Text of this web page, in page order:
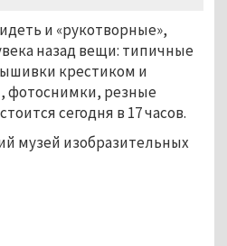
и «рукотворные»,
назад вещи: типичные
крестиком и
фотоснимки, резные
сегодня в 17 часов.
музей изобразительных